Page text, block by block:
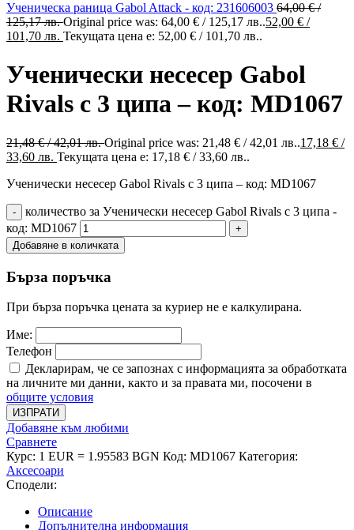
Ученическа раница Gabol Attack - код: 231606003 64,00€/
125,17 лв.Original price was: 64,00 € / 125,17 лв..52,00 € /
101,70 лв. Текущата цена е: 52,00 € / 101,70 лв..
Ученически несесер Gabol
Rivals с 3 ципа – код: MD1067
21,48€/ 42,01 лв.Original price was: 21,48 € / 42,01 лв..17,18 € /
33,60 лв. Текущата цена е: 17,18 € / 33,60 лв..
Ученически несесер Gabol Rivals с 3 ципа – код: MD1067
количество за Ученически несесер Gabol Rivals с 3 ципа -
код: MD1067
Добавяне в количката
Бърза поръчка
При бърза поръчка цената за куриер не е калкулирана.
Име:
Телефон
Декларирам, че се запознах с информацията за обработката
на личните ми данни, както и за правата ми, посочени в
общите условия
ИЗПРАТИ
Добавяне към любими
Сравнете
Курс: 1 EUR = 1.95583 BGN Код: MD1067 Категория:
Аксесоари
Сподели:
Описание
Допълнителна информация